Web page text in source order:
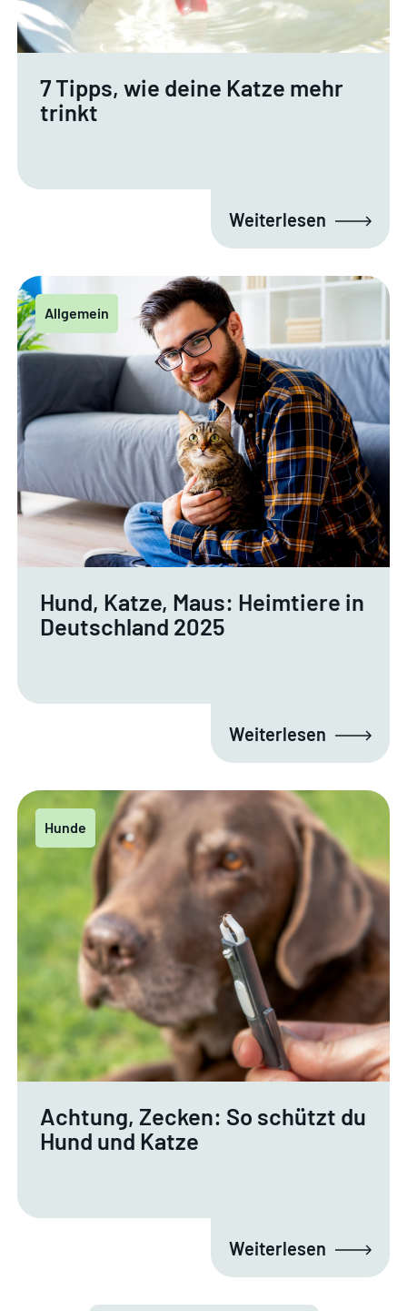
7 Tipps, wie deine Katze mehr
trinkt
Weiterlesen
Allgemein
Hund, Katze, Maus: Heimtiere in
Deutschland 2025
Weiterlesen
Hunde
Achtung, Zecken: So schützt du
Hund und Katze
Weiterlesen